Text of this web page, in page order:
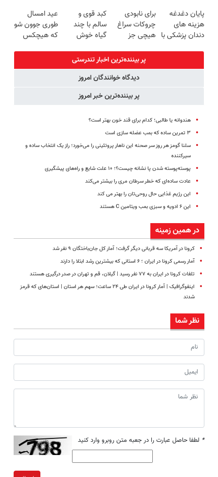
کردی!(تخفیف
ویژه)
20سال جوون
شدی🔥
پایان دغدغه
هزینه های
دندان پزشکی با
برای نابودی
چروکات سراغ
هیچی جز
نرو(تخفیف40%)
کبد قوی و
سالم با چند
گیاه خوش
عید امسال
طوری جوون شو
که هیچکس
پر بیننده‌ترین اخبار تندرستی
دیدگاه خوانندگان امروز
پر بیننده‌ترین خبر امروز
هندوانه یا طالبی؛ کدام‌ برای قند خون بهتر است؟
۳ تمرین ساده که بمب عضله سازی است
سلنا گومز هر روز سر صحنه این ناهار پروتئینی را می‌خورد؛ راز یک انتخاب ساده و
سیرکننده
پوسته‌پوسته شدن پا نشانه چیست؟؛ ۱۰ علت شایع و راه‌های پیشگیری
عادت ساده‌ای که خطر سرطان مری را بیشتر می‌کند
این رژیم غذایی حال روحی‌تان را بهتر می کند
این ۶ ادویه و سبزی بمب ویتامین C هستند
در همین زمینه
کرونا در آمریکا سه قربانی دیگر گرفت؛ آمار کل جان‌باختگان ۹ نفر شد
آمار رسمی کرونا در ایران ؛ ۶ استانی که بیشترین رشد ابتلا را دارند
تلفات کرونا در ایران به ۷۷ نفر رسید | گیلان، قم و تهران در صدر درگیری هستند
اینفوگرافیک | آمار کرونا در ایران طی ۲۴ ساعت؛ سهم هر استان | استان‌های که قرمز
شدند
نظر شما
* لطفا حاصل عبارت را در جعبه متن روبرو وارد کنید